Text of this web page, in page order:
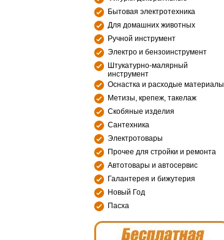
Бытовая электротехника
Для домашних животных
Ручной инструмент
Электро и бензоинструмент
Штукатурно-малярный
инструмент
Оснастка и расходые материалы
Метизы, крепеж, такелаж
Скобяные изделия
Сантехника
Электротовары
Прочее для стройки и ремонта
Автотовары и автосервис
Галантерея и бижутерия
Новый Год
Пасха